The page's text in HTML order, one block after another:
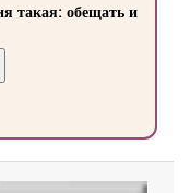
такая: обещать и